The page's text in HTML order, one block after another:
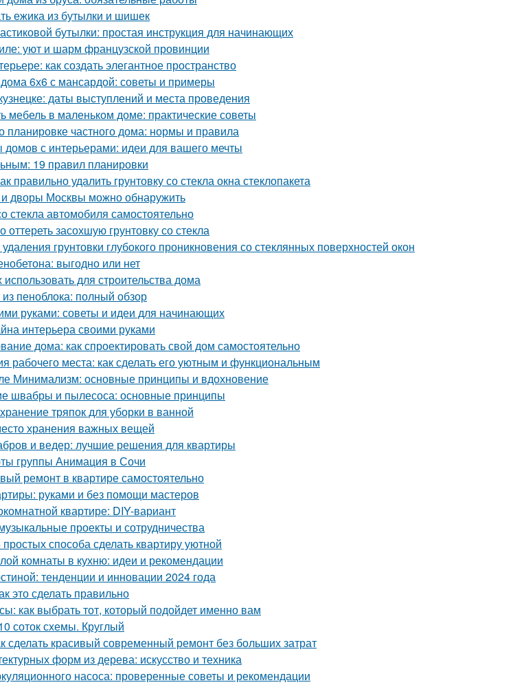
ежика из бутылки и шишек
бутылки: простая инструкция для начинающих
уют и шарм французской провинции
как создать элегантное пространство
6х6 с мансардой: советы и примеры
даты выступлений и места проведения
мебель в маленьком доме: практические советы
планировке частного дома: нормы и правила
с интерьерами: идеи для вашего мечты
19 правил планировки
правильно удалить грунтовку со стекла окна стеклопакета
и дворы Москвы можно обнаружить
стекла автомобиля самостоятельно
оттереть засохшую грунтовку со стекла
грунтовки глубокого проникновения со стеклянных поверхностей окон
выгодно или нет
для строительства дома
пеноблока: полный обзор
руками: советы и идеи для начинающих
интерьера своими руками
дома: как спроектировать свой дом самостоятельно
рабочего места: как сделать его уютным и функциональным
Минимализм: основные принципы и вдохновение
швабры и пылесоса: основные принципы
тряпок для уборки в ванной
хранения важных вещей
и ведер: лучшие решения для квартиры
группы Анимация в Сочи
ремонт в квартире самостоятельно
руками и без помощи мастеров
квартире: DIY-вариант
проекты и сотрудничества
способа сделать квартиру уютной
комнаты в кухню: идеи и рекомендации
тенденции и инновации 2024 года
это сделать правильно
как выбрать тот, который подойдет именно вам
соток схемы. Круглый
сделать красивый современный ремонт без больших затрат
форм из дерева: искусство и техника
насоса: проверенные советы и рекомендации